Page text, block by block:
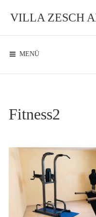
InhaltVILLA ZESCH
Ambiente
See MENÜ
Fitness2